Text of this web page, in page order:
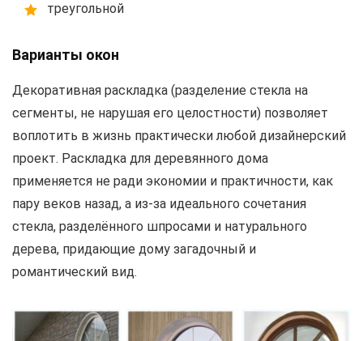
треугольной
Варианты окон
Декоративная раскладка (разделение стекла на
сегменты, не нарушая его целостности) позволяет
воплотить в жизнь практически любой дизайнерский
проект. Раскладка для деревянного дома
применяется не ради экономии и практичности, как
пару веков назад, а из-за идеального сочетания
стекла, разделённого шпросами и натурального
дерева, придающие дому загадочный и
романтический вид.